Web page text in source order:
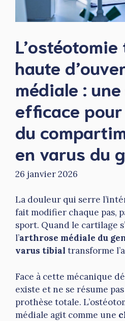
haute
médiale :
efficace
du
en varus du
26 janvier 2026
La douleur qui serre
fait modifier chaque pas,
sport. Quand le cartilage
l’arthrose médiale du
varus tibial transforme
Face à cette mécanique
existe et ne se résume
prothèse totale.
médiale agit comme une